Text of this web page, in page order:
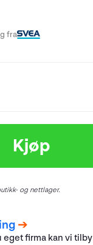
fra
Kjøp
og nettlager.
eget firma kan vi